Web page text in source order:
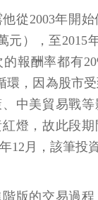
從2003年開
元），至2015
報酬率都有
環，因為股市
中美貿易戰
燈，故此段
12月，該筆投
版的交易過